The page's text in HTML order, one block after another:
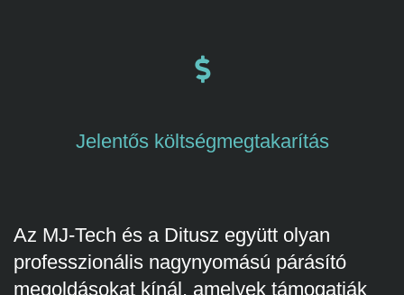
Jelentős költségmegtakarítás
Az MJ-Tech és a Ditusz együtt olyan
professzionális nagynyomású párásító
megoldásokat kínál, amelyek támogatják